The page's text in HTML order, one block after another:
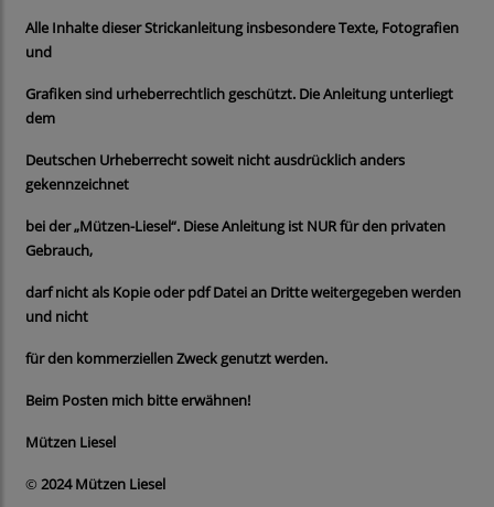
Alle Inhalte dieser Strickanleitung insbesondere Texte, Fotografien
und
Grafiken sind urheberrechtlich geschützt. Die Anleitung unterliegt
dem
Deutschen Urheberrecht soweit nicht ausdrücklich anders
gekennzeichnet
bei der „Mützen-Liesel“. Diese Anleitung ist NUR für den privaten
Gebrauch,
darf nicht als Kopie oder pdf Datei an Dritte weitergegeben werden
und nicht
für den kommerziellen Zweck genutzt werden.
Beim Posten mich bitte erwähnen!
Mützen Liesel
© 2024 Mützen Liesel